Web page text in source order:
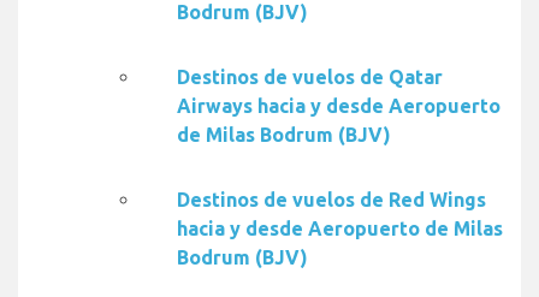
Bodrum (BJV)
Destinos de vuelos de Qatar
Airways hacia y desde Aeropuerto
de Milas Bodrum (BJV)
Destinos de vuelos de Red Wings
hacia y desde Aeropuerto de Milas
Bodrum (BJV)